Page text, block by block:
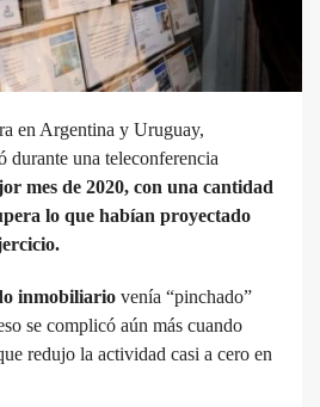
en Argentina y Uruguay,
durante una teleconferencia
mes de 2020, con una cantidad
lo que habían proyectado
inmobiliario venía “pinchado”
se complicó aún más cuando
redujo la actividad casi a cero en